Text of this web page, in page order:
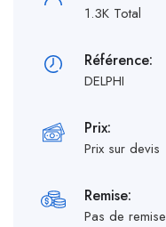
1.3K Total
Référence:
DELPHI
Prix:
Prix sur devis
Remise:
Pas de remise